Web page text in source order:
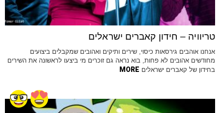
טריוויה – חידון קאברים ישראלים
אנחנו אוהבים גירסאות כיסוי, שירים ותיקים ואהובים שמקבלים ביצועים
מחודשים אהובים לא פחות, בוא נראה גם זוכרים מי ביצעו לראשונה את השירים
בחידון של קאברים ישראלים MORE